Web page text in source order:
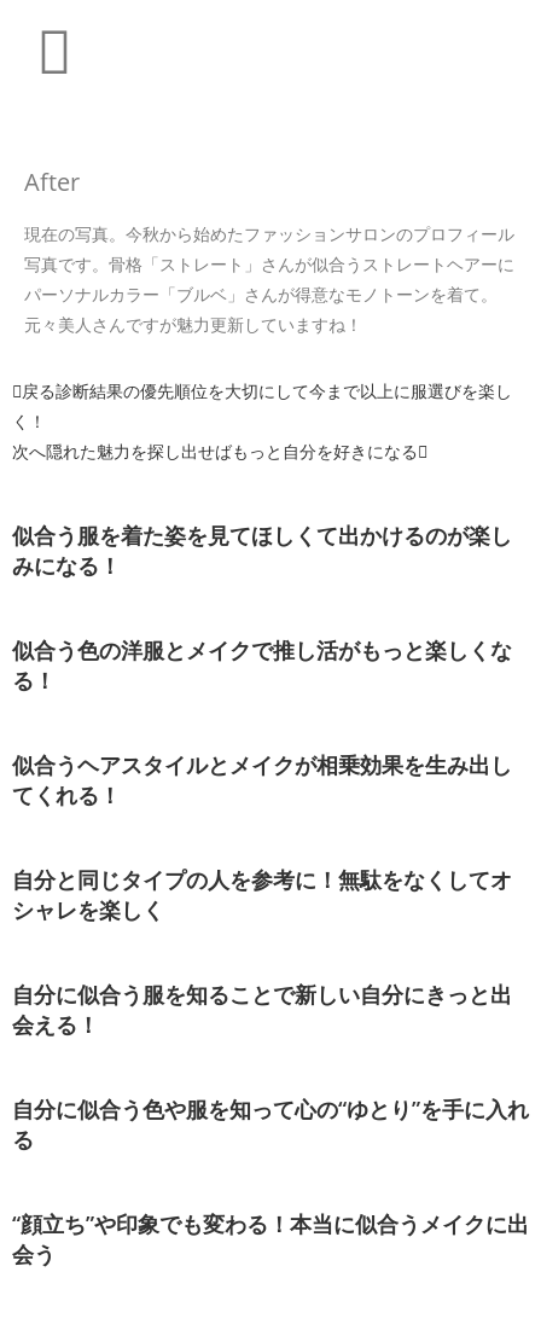
After
現在の写真。今秋から始めたファッションサロンのプロフィール
写真です。骨格「ストレート」さんが似合うストレートヘアーに
パーソナルカラー「ブルベ」さんが得意なモノトーンを着て。
元々美人さんですが魅力更新していますね！
戻る診断結果の優先順位を大切にして今まで以上に服選びを楽し
く！
次へ隠れた魅力を探し出せばもっと自分を好きになる
似合う服を着た姿を見てほしくて出かけるのが楽し
みになる！
似合う色の洋服とメイクで推し活がもっと楽しくな
る！
似合うヘアスタイルとメイクが相乗効果を生み出し
てくれる！
自分と同じタイプの人を参考に！無駄をなくしてオ
シャレを楽しく
自分に似合う服を知ることで新しい自分にきっと出
会える！
自分に似合う色や服を知って心の“ゆとり”を手に入れ
る
“顔立ち”や印象でも変わる！本当に似合うメイクに出
会う